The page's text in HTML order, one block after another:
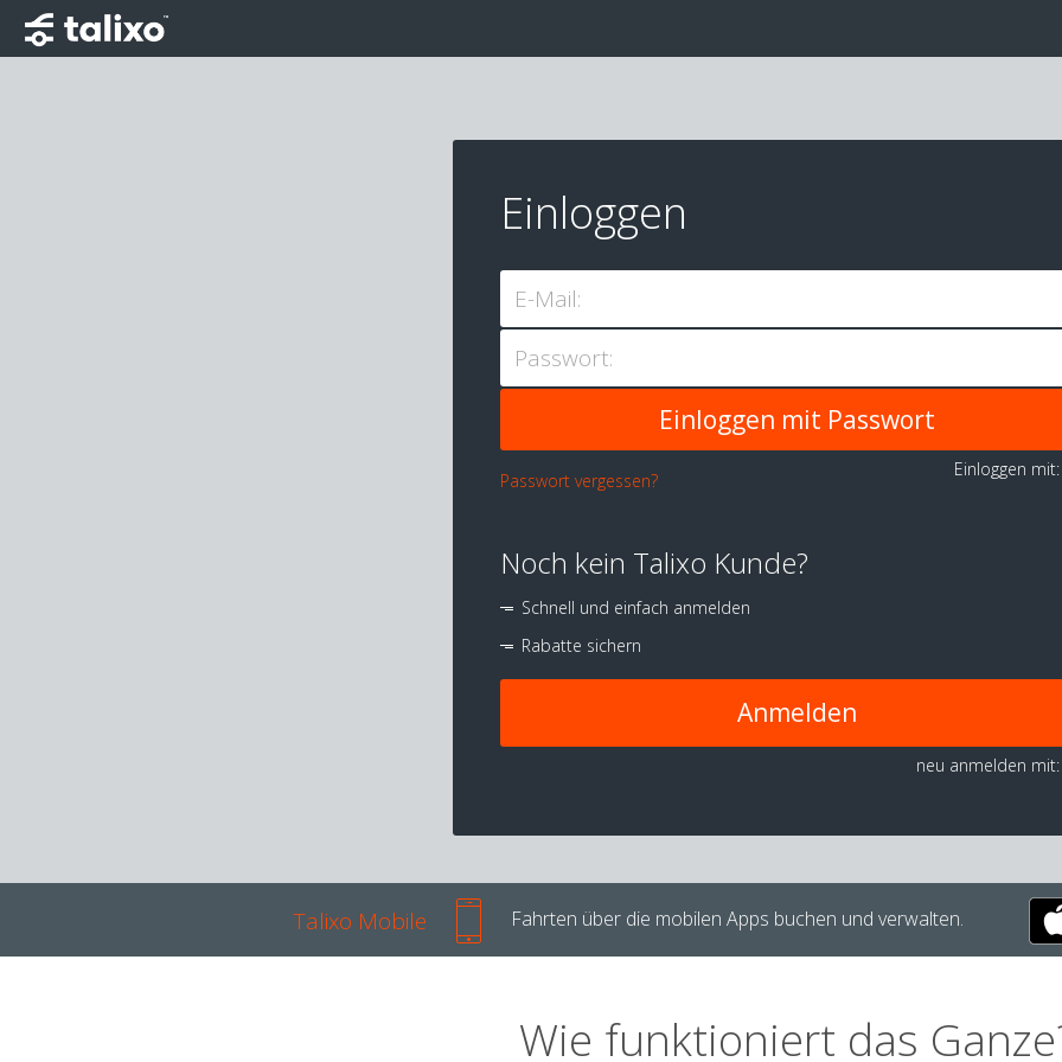
Einloggen
E-Mail:
Passwort:
Passwort vergessen?
Einloggen
Noch kein Talixo Kunde?
Schnell und einfach anmelden
Rabatte sichern
Anmelden
neu anmelden mit:
Talixo Mobile Fahrten über die mobilen Apps buchen und verwalten.
Wie funktioniert das